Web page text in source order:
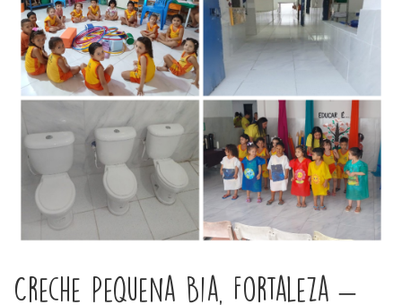
Creche Pequena Bia, Fortaleza –